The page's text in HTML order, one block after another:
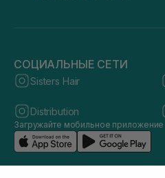
СОЦИАЛЬНЫЕ СЕТИ
Sisters Hair
Distribution
Загружайте мобильное приложение